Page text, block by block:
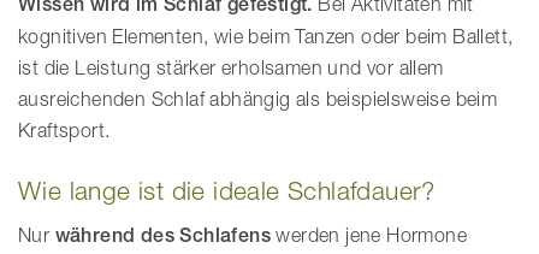
kognitiven Elementen, wie beim Tanzen oder beim Ballett,
ist die Leistung stärker erholsamen und vor allem
ausreichenden Schlaf abhängig als beispielsweise beim
Kraftsport.
Wie lange ist die ideale Schlafdauer?
Nur während des Schlafenswerden jene Hormone